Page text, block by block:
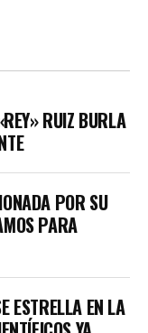
RUIZ BURLA
POR SU
PARA
ESTRELLA EN LA